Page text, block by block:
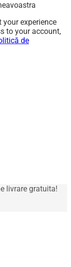
experience
to your account,
de
livrare gratuita!